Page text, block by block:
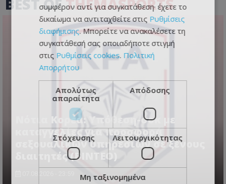
Νότια Κορέα: Υπόθεση-σοκ με
καταγγελίες για προσφορά
σεξουαλικών υπηρεσιών σε ξένους
διαιτητές (BINTEO)
συμφέρον αντί για συγκατάθεση· έχετε το
δικαίωμα να αντιταχθείτε στις Ρυθμίσεις
διαφήμισης. Μπορείτε να ανακαλέσετε τη
συγκατάθεσή σας οποιαδήποτε στιγμή
στις Ρυθμίσεις cookies. Πολιτική
Απορρήτου
Απολύτως
απαραίτητα
Απόδοσης
Στόχευσης Λειτουργικότητας
Μη ταξινομημένα